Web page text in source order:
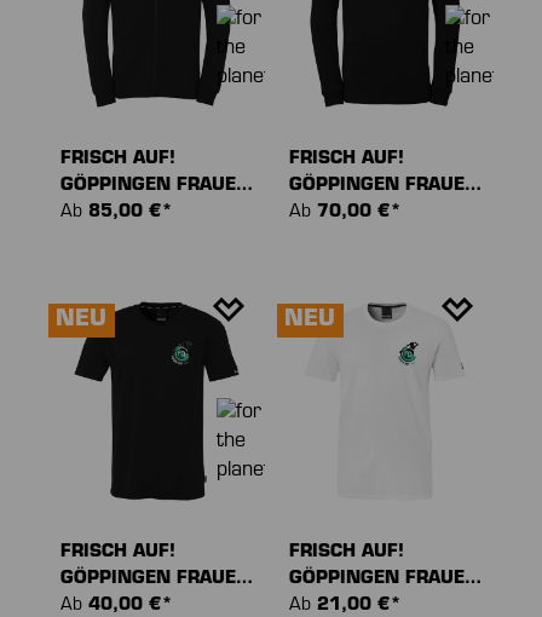
FRISCH AUF!
GÖPPINGEN FRAUEN
STMNT
Ab 85,00 €*
FRISCH AUF!
GÖPPINGEN FRAUEN
STMNT HOODIE
Ab 70,00 €*
NEU
FRISCH AUF!
GÖPPINGEN FRAUEN
STMNT T-SHIRT
Ab 40,00 €*
NEU
FRISCH AUF!
GÖPPINGEN FRAUEN
TEAM T-SHIRT
Ab 21,00 €*